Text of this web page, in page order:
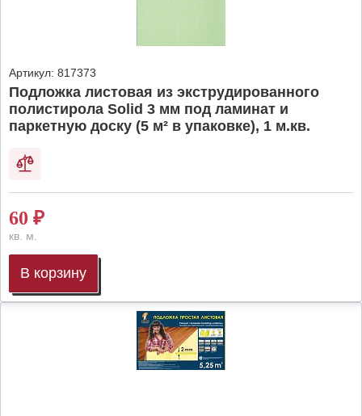
Артикул: 817373
Подложка листовая из экструдированного
полистирола Solid 3 мм под ламинат и
паркетную доску (5 м² в упаковке), 1 м.кв.
60 ₽
кв. м.
В корзину